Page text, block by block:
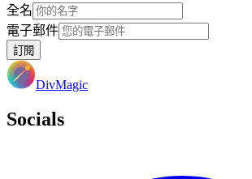
全名
電子郵件
訂閱
DivMagic
Socials